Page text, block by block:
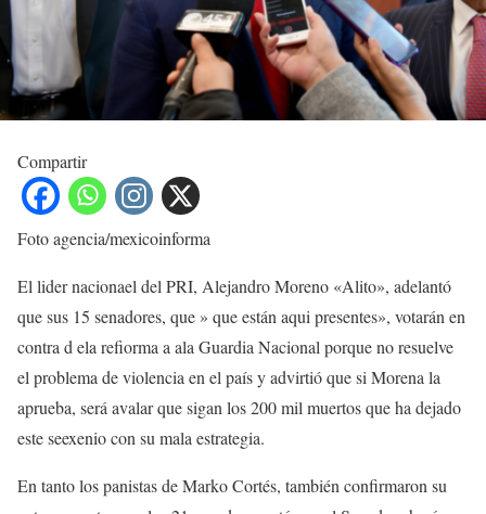
Compartir
Foto agencia/mexicoinforma
El lider nacionael del PRI, Alejandro Moreno «Alito», adelantó
que sus 15 senadores, que » que están aqui presentes», votarán en
contra d ela refiorma a ala Guardia Nacional porque no resuelve
el problema de violencia en el país y advirtió que si Morena la
aprueba, será avalar que sigan los 200 mil muertos que ha dejado
este seexenio con su mala estrategia.
En tanto los panistas de Marko Cortés, también confirmaron su